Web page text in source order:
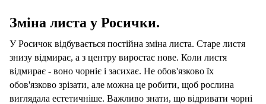
Зміна листа у Росички.
У Росичок відбувається постійна зміна листа. Старе листя
знизу відмирає, а з центру виростає нове. Коли листя
відмирає - воно чорніє і засихає. Не обов'язково їх
обов'язково зрізати, але можна це робити, щоб рослина
виглядала естетичніше. Важливо знати, що відривати чорні